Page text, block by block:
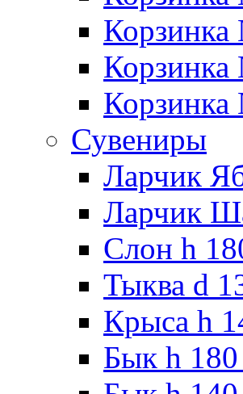
Сувениры
Ларчик
Ларчик
Слон h
Тыква d
Крыса h
Бык h